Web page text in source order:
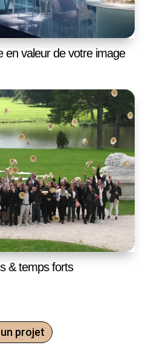
en valeur de votre image
& temps forts
projet